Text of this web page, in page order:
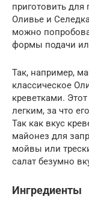
приготовить
Оливье и
можно
формы подачи
Так, например,
классическое
креветками.
легким, за что
Так как вкус
майонез для
мойвы или
салат безумно
Ингредиенты